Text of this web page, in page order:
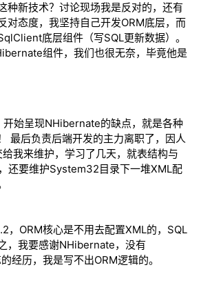
种新技术？讨论现场我是反对的，还有
对态度，我坚持自己开发ORM底层，而
底层组件（写SQL更新数据）。
组件，我们也很无奈，毕竟他是
始呈现NHibernate的缺点，就是各种
最后负责后端开发的主力离职了，因人
我来维护，学习了几天，就表结构与
还要维护System32目录下一堆XML配
，ORM核心是不用去配置XML的，SQL
，我要感谢NHibernate，没有
经历，我是写不出ORM逻辑的。